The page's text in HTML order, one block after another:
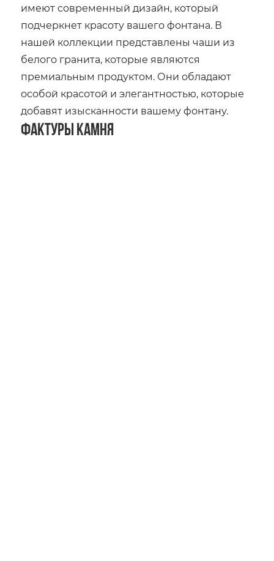
имеют современный дизайн, который
подчеркнет красоту вашего фонтана. В
нашей коллекции представлены чаши из
белого гранита, которые являются
премиальным продуктом. Они обладают
особой красотой и элегантностью, которые
добавят изысканности вашему фонтану.
Фактуры камня